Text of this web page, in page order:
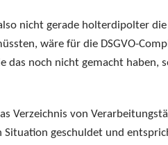
nicht gerade holterdipolter
wäre für die DSGVO-
das noch nicht gemacht haben,
Verzeichnis von
geschuldet und